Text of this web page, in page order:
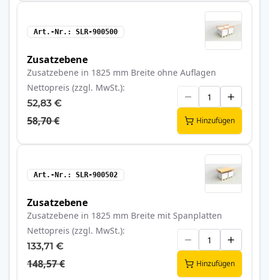
Art.-Nr. SLR-900500
Zusatzebene
Zusatzebene in 1825 mm Breite ohne Auflagen
Nettopreis (zzgl. MwSt.)
52,83 €
58,70 € Hinzufügen
Art.-Nr. SLR-900502
Zusatzebene
Zusatzebene in 1825 mm Breite mit Spanplatten
Nettopreis (zzgl. MwSt.)
133,71 €
148,57 € Hinzufügen